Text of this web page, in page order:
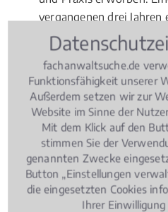
vergangenen drei
Fällen im Mieterschutz
haben sie sich in einem
umfassende
Mietrecht
und in einer Prüfung
Fachanwälte für
nach ihrer Ernennung
auch nur in ingesamt
"Fachanwalt" erwerben.
fachanwaltsuche.de
Funktionsfähigkeit unserer
Außerdem setzen wir zur
Website im Sinne der
Mit dem Klick auf den
stimmen Sie der
genannten Zwecke
Button „Einstellungen
die eingesetzten Cookies
Ihrer Einwilligung